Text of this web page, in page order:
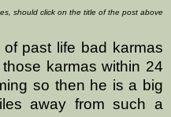
should click on the title of the post above
past life bad karmas
karmas within 24
so then he is a big
away from such a